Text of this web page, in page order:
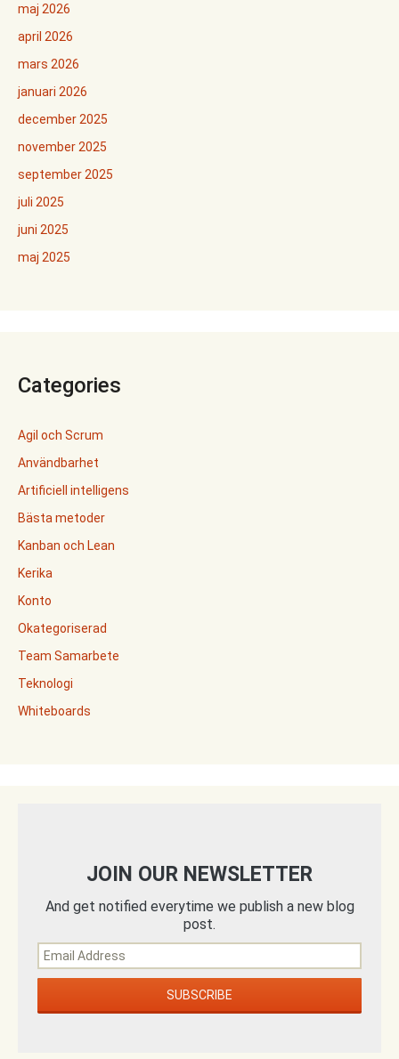
maj 2026
april 2026
mars 2026
januari 2026
december 2025
november 2025
september 2025
juli 2025
juni 2025
maj 2025
Categories
Agil och Scrum
Användbarhet
Artificiell intelligens
Bästa metoder
Kanban och Lean
Kerika
Konto
Okategoriserad
Team Samarbete
Teknologi
Whiteboards
JOIN OUR NEWSLETTER
And get notified everytime we publish a new blog
post.